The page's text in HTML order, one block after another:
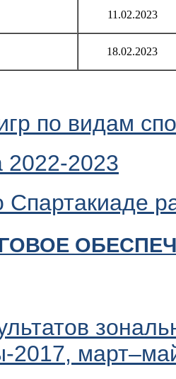
11.02.2023
18.02.2023
по видам
2022-2023
2017,